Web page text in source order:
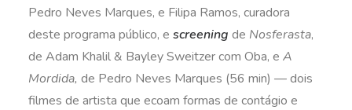
Pedro Neves Marques, e Filipa Ramos, curadora
deste programa público, e screening de Nosferasta,
de Adam Khalil & Bayley Sweitzer com Oba, e A
Mordida, de Pedro Neves Marques (56 min) — dois
filmes de artista que ecoam formas de contágio e